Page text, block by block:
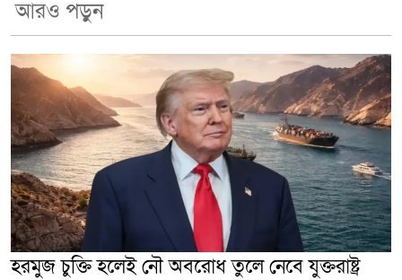
আরও পড়ুন
হরমুজ চুক্তি হলেই নৌ অবরোধ তুলে নেবে যুক্তরাষ্ট্র